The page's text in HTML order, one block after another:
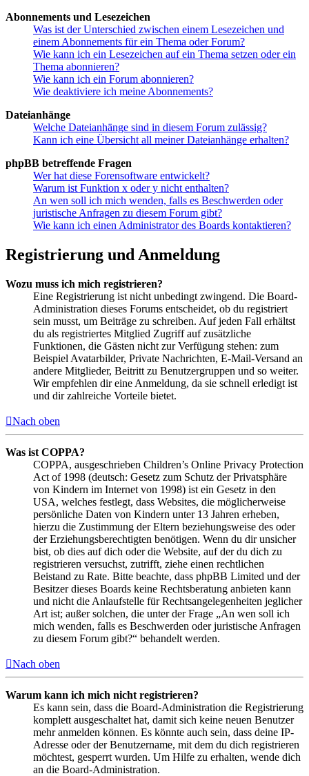
Abonnements und Lesezeichen
Was ist der Unterschied zwischen einem Lesezeichen und
einem Abonnements für ein Thema oder Forum?
Wie kann ich ein Lesezeichen auf ein Thema setzen oder ein
Thema abonnieren?
Wie kann ich ein Forum abonnieren?
Wie deaktiviere ich meine Abonnements?
Dateianhänge
Welche Dateianhänge sind in diesem Forum zulässig?
Kann ich eine Übersicht all meiner Dateianhänge erhalten?
phpBB betreffende Fragen
Wer hat diese Forensoftware entwickelt?
Warum ist Funktion x oder y nicht enthalten?
An wen soll ich mich wenden, falls es Beschwerden oder
juristische Anfragen zu diesem Forum gibt?
Wie kann ich einen Administrator des Boards kontaktieren?
Registrierung und Anmeldung
Wozu muss ich mich registrieren?
Eine Registrierung ist nicht unbedingt zwingend. Die Board-
Administration dieses Forums entscheidet, ob du registriert
sein musst, um Beiträge zu schreiben. Auf jeden Fall erhältst
du als registriertes Mitglied Zugriff auf zusätzliche
Funktionen, die Gästen nicht zur Verfügung stehen: zum
Beispiel Avatarbilder, Private Nachrichten, E-Mail-Versand an
andere Mitglieder, Beitritt zu Benutzergruppen und so weiter.
Wir empfehlen dir eine Anmeldung, da sie schnell erledigt ist
und dir zahlreiche Vorteile bietet.
Nach oben
Was ist COPPA?
COPPA, ausgeschrieben Children’s Online Privacy Protection
Act of 1998 (deutsch: Gesetz zum Schutz der Privatsphäre
von Kindern im Internet von 1998) ist ein Gesetz in den
USA, welches festlegt, dass Websites, die möglicherweise
persönliche Daten von Kindern unter 13 Jahren erheben,
hierzu die Zustimmung der Eltern beziehungsweise des oder
der Erziehungsberechtigten benötigen. Wenn du dir unsicher
bist, ob dies auf dich oder die Website, auf der du dich zu
registrieren versuchst, zutrifft, ziehe einen rechtlichen
Beistand zu Rate. Bitte beachte, dass phpBB Limited und der
Besitzer dieses Boards keine Rechtsberatung anbieten kann
und nicht die Anlaufstelle für Rechtsangelegenheiten jeglicher
Art ist; außer solchen, die unter der Frage „An wen soll ich
mich wenden, falls es Beschwerden oder juristische Anfragen
zu diesem Forum gibt?“ behandelt werden.
Nach oben
Warum kann ich mich nicht registrieren?
Es kann sein, dass die Board-Administration die Registrierung
komplett ausgeschaltet hat, damit sich keine neuen Benutzer
mehr anmelden können. Es könnte auch sein, dass deine IP-
Adresse oder der Benutzername, mit dem du dich registrieren
möchtest, gesperrt wurden. Um Hilfe zu erhalten, wende dich
an die Board-Administration.